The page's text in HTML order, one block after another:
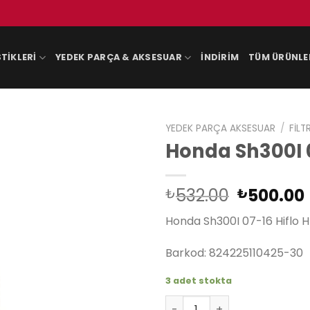
YEDEK PARÇA & AKSESUAR İNDIRIM TÜM
YEDEK PARÇA AKSESUAR /
Honda Sh300I
₺532.00 Orijinal
fiyat:
₺500.00
Honda Sh300I 07-16 Hiflo
Barkod: 824225110425-30
3 adet stokta
Honda Sh300I 07-16 Hiflo